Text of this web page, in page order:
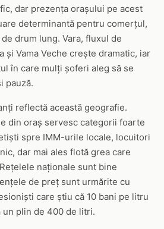
dar prezența orașului pe acest
determinantă pentru comerțul,
drum lung. Vara, fluxul de
și Vama Veche crește dramatic, iar
în care mulți șoferi aleg să se
pauză.
reflectă această geografie.
din oraș servesc categorii foarte
spre IMM-urile locale, locuitori
dar mai ales flotă grea care
naționale sunt bine
de preț sunt urmărite cu
care știu că 10 bani pe litru
un plin de 400 de litri.